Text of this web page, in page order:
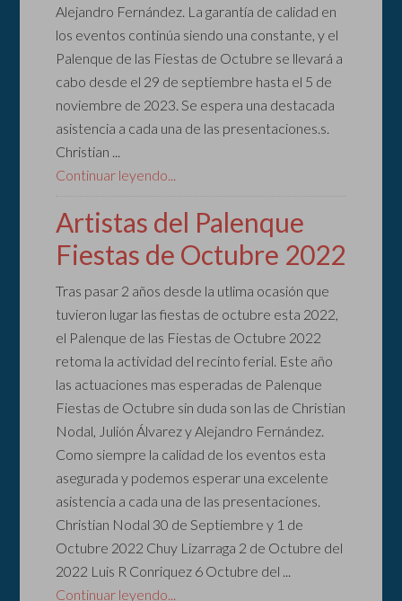
Alejandro Fernández. La garantía de calidad en
los eventos continúa siendo una constante, y el
Palenque de las Fiestas de Octubre se llevará a
cabo desde el 29 de septiembre hasta el 5 de
noviembre de 2023. Se espera una destacada
asistencia a cada una de las presentaciones.s.
Christian ...
Continuar leyendo...
Artistas del Palenque
Fiestas de Octubre 2022
Tras pasar 2 años desde la utlima ocasión que
tuvieron lugar las fiestas de octubre esta 2022,
el Palenque de las Fiestas de Octubre 2022
retoma la actividad del recinto ferial. Este año
las actuaciones mas esperadas de Palenque
Fiestas de Octubre sin duda son las de Christian
Nodal, Julión Álvarez y Alejandro Fernández.
Como siempre la calidad de los eventos esta
asegurada y podemos esperar una excelente
asistencia a cada una de las presentaciones.
Christian Nodal 30 de Septiembre y 1 de
Octubre 2022 Chuy Lizarraga 2 de Octubre del
2022 Luis R Conriquez 6 Octubre del ...
Continuar leyendo...